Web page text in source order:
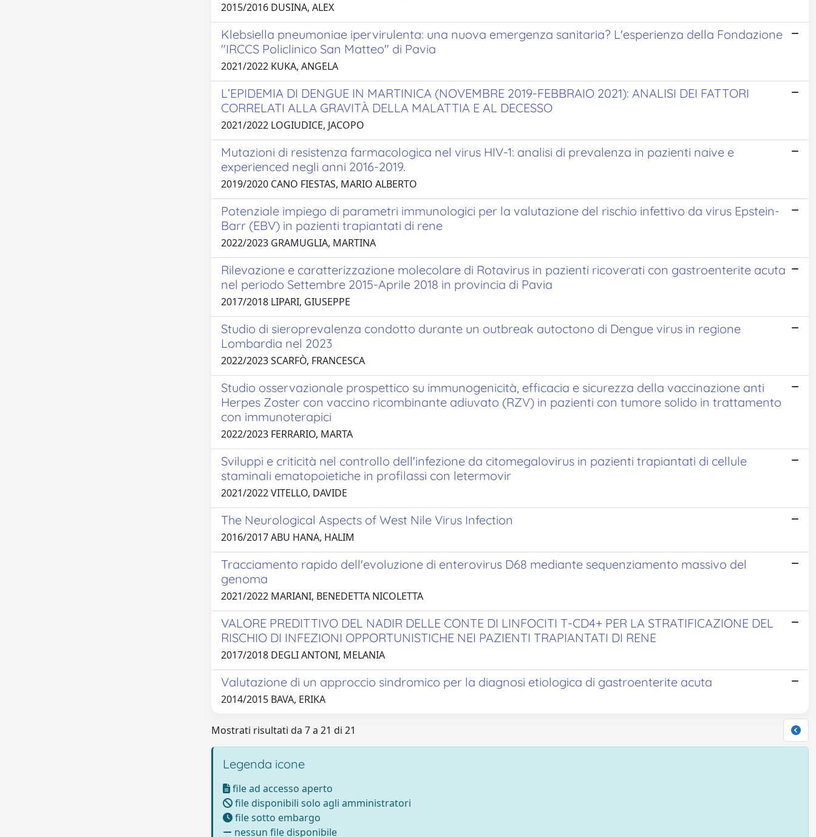
2015/2016 DUSINA, ALEX
Klebsiella pneumoniae ipervirulenta: una nuova emergenza sanitaria? L'esperienza della Fondazione
"IRCCS Policlinico San Matteo" di Pavia
2021/2022 KUKA, ANGELA
L’EPIDEMIA DI DENGUE IN MARTINICA (NOVEMBRE 2019-FEBBRAIO 2021): ANALISI DEI FATTORI
CORRELATI ALLA GRAVITÀ DELLA MALATTIA E AL DECESSO
2021/2022 LOGIUDICE, JACOPO
Mutazioni di resistenza farmacologica nel virus HIV-1: analisi di prevalenza in pazienti naive e
experienced negli anni 2016-2019.
2019/2020 CANO FIESTAS, MARIO ALBERTO
Potenziale impiego di parametri immunologici per la valutazione del rischio infettivo da virus Epstein-
Barr (EBV) in pazienti trapiantati di rene
2022/2023 GRAMUGLIA, MARTINA
Rilevazione e caratterizzazione molecolare di Rotavirus in pazienti ricoverati con gastroenterite acuta
nel periodo Settembre 2015-Aprile 2018 in provincia di Pavia
2017/2018 LIPARI, GIUSEPPE
Studio di sieroprevalenza condotto durante un outbreak autoctono di Dengue virus in regione
Lombardia nel 2023
2022/2023 SCARFÒ, FRANCESCA
Studio osservazionale prospettico su immunogenicità, efficacia e sicurezza della vaccinazione anti
Herpes Zoster con vaccino ricombinante adiuvato (RZV) in pazienti con tumore solido in trattamento
con immunoterapici
2022/2023 FERRARIO, MARTA
Sviluppi e criticità nel controllo dell'infezione da citomegalovirus in pazienti trapiantati di cellule
staminali ematopoietiche in profilassi con letermovir
2021/2022 VITELLO, DAVIDE
The Neurological Aspects of West Nile Virus Infection
2016/2017 ABU HANA, HALIM
Tracciamento rapido dell'evoluzione di enterovirus D68 mediante sequenziamento massivo del
genoma
2021/2022 MARIANI, BENEDETTA NICOLETTA
VALORE PREDITTIVO DEL NADIR DELLE CONTE DI LINFOCITI T-CD4+ PER LA STRATIFICAZIONE DEL
RISCHIO DI INFEZIONI OPPORTUNISTICHE NEI PAZIENTI TRAPIANTATI DI RENE
2017/2018 DEGLI ANTONI, MELANIA
Valutazione di un approccio sindromico per la diagnosi etiologica di gastroenterite acuta
2014/2015 BAVA, ERIKA
Mostrati risultati da 7 a 21 di 21
Legenda icone
file ad accesso aperto
file disponibili solo agli amministratori
file sotto embargo
nessun file disponibile